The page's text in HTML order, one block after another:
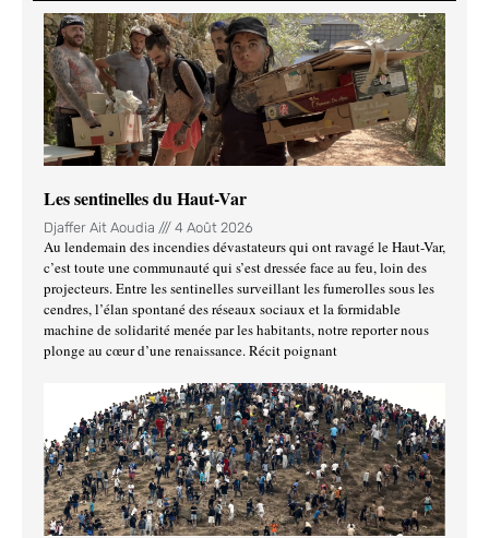
Les sentinelles du Haut-Var
Djaffer Ait Aoudia 4 Août 2026
Au lendemain des incendies dévastateurs qui ont ravagé le Haut-Var,
c’est toute une communauté qui s’est dressée face au feu, loin des
projecteurs. Entre les sentinelles surveillant les fumerolles sous les
cendres, l’élan spontané des réseaux sociaux et la formidable
machine de solidarité menée par les habitants, notre reporter nous
plonge au cœur d’une renaissance. Récit poignant